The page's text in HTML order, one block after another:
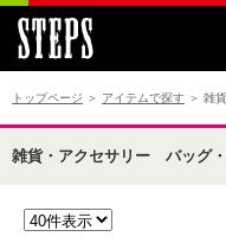
トップページ ＞ アイテムで探す ＞ 雑
雑貨・アクセサリー バッグ